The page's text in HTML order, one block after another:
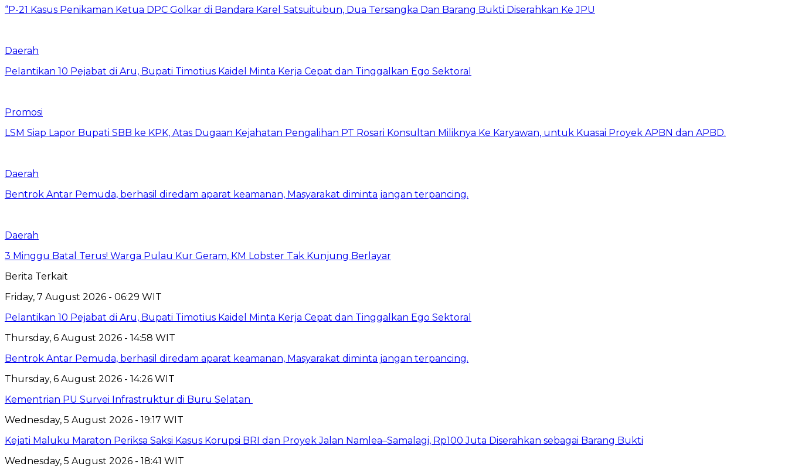
“P-21 Kasus Penikaman Ketua DPC Golkar di Bandara Karel Satsuitubun, Dua Tersangka Dan Barang Bukti Diserahkan Ke JPU
Daerah
Pelantikan 10 Pejabat di Aru, Bupati Timotius Kaidel Minta Kerja Cepat dan Tinggalkan Ego Sektoral
Promosi
LSM Siap Lapor Bupati SBB ke KPK, Atas Dugaan Kejahatan Pengalihan PT Rosari Konsultan Miliknya Ke Karyawan, untuk Kuasai Proyek APBN dan APBD.
Daerah
Bentrok Antar Pemuda, berhasil diredam aparat keamanan, Masyarakat diminta jangan terpancing.
Daerah
3 Minggu Batal Terus! Warga Pulau Kur Geram, KM Lobster Tak Kunjung Berlayar
Berita Terkait
Friday, 7 August 2026 - 06:29 WIT
Pelantikan 10 Pejabat di Aru, Bupati Timotius Kaidel Minta Kerja Cepat dan Tinggalkan Ego Sektoral
Thursday, 6 August 2026 - 14:58 WIT
Bentrok Antar Pemuda, berhasil diredam aparat keamanan, Masyarakat diminta jangan terpancing.
Thursday, 6 August 2026 - 14:26 WIT
Kementrian PU Survei Infrastruktur di Buru Selatan
Wednesday, 5 August 2026 - 19:17 WIT
Kejati Maluku Maraton Periksa Saksi Kasus Korupsi BRI dan Proyek Jalan Namlea–Samalagi, Rp100 Juta Diserahkan sebagai Barang Bukti
Wednesday, 5 August 2026 - 18:41 WIT